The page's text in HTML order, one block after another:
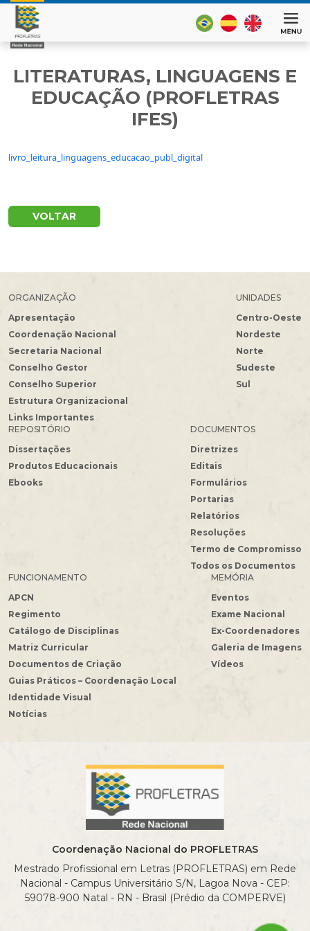
LITERATURAS, LINGUAGENS E
EDUCAÇÃO (PROFLETRAS
IFES)
livro_leitura_linguagens_educacao_publ_digital
VOLTAR
ORGANIZAÇÃO
Apresentação
Coordenação Nacional
Secretaria Nacional
Conselho Gestor
Conselho Superior
Estrutura Organizacional
Links Importantes
UNIDADES
Centro-Oeste
Nordeste
Norte
Sudeste
Sul
REPOSITÓRIO
Dissertações
Produtos Educacionais
Ebooks
DOCUMENTOS
Diretrizes
Editais
Formulários
Portarias
Relatórios
Resoluções
Termo de Compromisso
Todos os Documentos
FUNCIONAMENTO
APCN
Regimento
Catálogo de Disciplinas
Matriz Curricular
Documentos de Criação
Guias Práticos – Coordenação Local
Identidade Visual
MEMÓRIA
Eventos
Exame Nacional
Ex-Coordenadores
Galeria de Imagens
Vídeos
Notícias
Coordenação Nacional do PROFLETRAS
Mestrado Profissional em Letras (PROFLETRAS) em Rede
Nacional - Campus Universitário S/N, Lagoa Nova - CEP:
59078-900 Natal - RN - Brasil (Prédio da COMPERVE)